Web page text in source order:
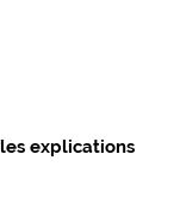
explications